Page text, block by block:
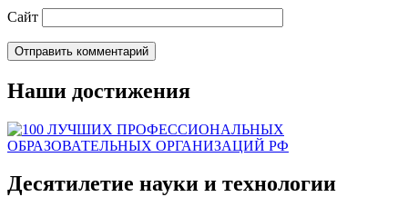
Сайт
Наши достижения
Десятилетие науки и технологии